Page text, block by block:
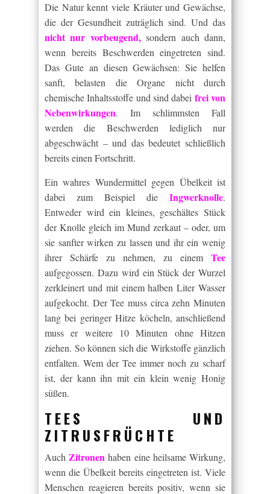
Die Natur kennt viele Kräuter und Gewächse,
die der Gesundheit zuträglich sind. Und das
nicht nur vorbeugend,sondern auch dann,
wenn bereits Beschwerden eingetreten sind.
Das Gute an diesen Gewächsen: Sie helfen
sanft, belasten die Organe nicht durch
chemische Inhaltsstoffe und sind dabei frei von
Nebenwirkungen. Im schlimmsten Fall
werden die Beschwerden lediglich nur
abgeschwächt – und das bedeutet schließlich
bereits einen Fortschritt.
Ein wahres Wundermittel gegen Übelkeit ist
dabei zum Beispiel die Ingwerknolle.
Entweder wird ein kleines, geschältes Stück
der Knolle gleich im Mund zerkaut – oder, um
sie sanfter wirken zu lassen und ihr ein wenig
ihrer Schärfe zu nehmen, zu einem Tee
aufgegossen. Dazu wird ein Stück der Wurzel
zerkleinert und mit einem halben Liter Wasser
aufgekocht. Der Tee muss circa zehn Minuten
lang bei geringer Hitze köcheln, anschließend
muss er weitere 10 Minuten ohne Hitzen
ziehen. So können sich die Wirkstoffe gänzlich
entfalten. Wem der Tee immer noch zu scharf
ist, der kann ihn mit ein klein wenig Honig
süßen.
TEES UND
ZITRUSFRÜCHTE
Auch Zitronen haben eine heilsame Wirkung,
wenn die Übelkeit bereits eingetreten ist. Viele
Menschen reagieren bereits positiv, wenn sie